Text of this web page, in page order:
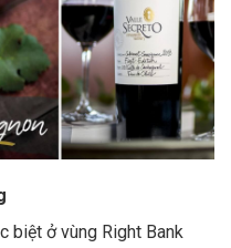
biệt ở vùng Right Bank